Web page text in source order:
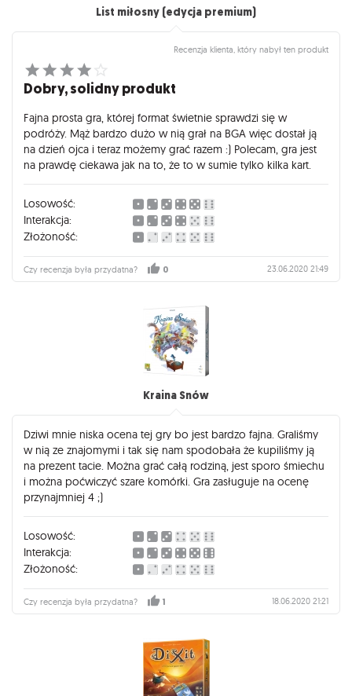
List miłosny (edycja premium)
Recenzja klienta, który nabył ten produkt
Dobry, solidny produkt
Fajna prosta gra, której format świetnie sprawdzi się w
podróży. Mąż bardzo dużo w nią grał na BGA więc dostał ją
na dzień ojca i teraz możemy grać razem :) Polecam, gra jest
na prawdę ciekawa jak na to, że to w sumie tylko kilka kart.
Losowość:
Interakcja:
Złożoność:
Czy recenzja była przydatna? 0 23.06.2020 21:49
Kraina Snów
Dziwi mnie niska ocena tej gry bo jest bardzo fajna. Graliśmy
w nią ze znajomymi i tak się nam spodobała że kupiliśmy ją
na prezent tacie. Można grać całą rodziną, jest sporo śmiechu
i można poćwiczyć szare komórki. Gra zasługuje na ocenę
przynajmniej 4 ;)
Losowość:
Interakcja:
Złożoność:
Czy recenzja była przydatna? 1 18.06.2020 21:21